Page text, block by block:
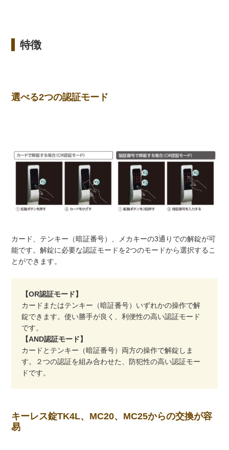
特徴
選べる2つの認証モード
カード、テンキー（暗証番号）、メカキーの3通りでの解錠が可
能です。解錠に必要な認証モードを2つのモードから選択するこ
とができます。
【OR認証モード】
カードまたはテンキー（暗証番号）いずれかの操作で解
錠できます。使い勝手が良く、利便性の高い認証モード
です。
【AND認証モード】
カードとテンキー（暗証番号）両方の操作で解錠しま
す。２つの認証を組み合わせた、防犯性の高い認証モー
ドです。
キーレス錠TK4L、MC20、MC25からの交換が容
易